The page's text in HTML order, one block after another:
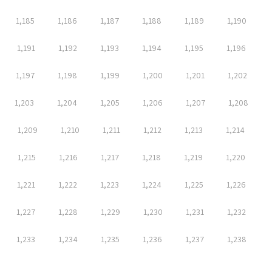
1,185 1,186 1,187 1,188 1,189 1,190
1,191 1,192 1,193 1,194 1,195 1,196
1,197 1,198 1,199 1,200 1,201 1,202
1,203 1,204 1,205 1,206 1,207 1,208
1,209 1,210 1,211 1,212 1,213 1,214
1,215 1,216 1,217 1,218 1,219 1,220
1,221 1,222 1,223 1,224 1,225 1,226
1,227 1,228 1,229 1,230 1,231 1,232
1,233 1,234 1,235 1,236 1,237 1,238